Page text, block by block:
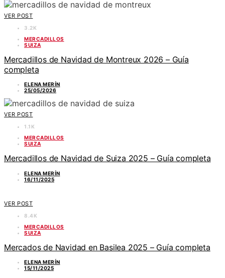
VER POST
3.2K
MERCADILLOS
SUIZA
Mercadillos de Navidad de Montreux 2026 – Guía
completa
ELENA MERÍN
25/05/2026
VER POST
1.1K
MERCADILLOS
SUIZA
Mercadillos de Navidad de Suiza 2025 – Guía completa
ELENA MERÍN
16/11/2025
VER POST
8.4K
MERCADILLOS
SUIZA
Mercados de Navidad en Basilea 2025 – Guía completa
ELENA MERÍN
15/11/2025